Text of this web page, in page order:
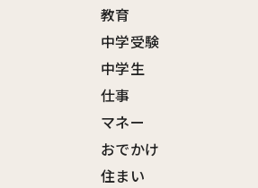
教育
中学受験
中学生
仕事
マネー
おでかけ
住まい